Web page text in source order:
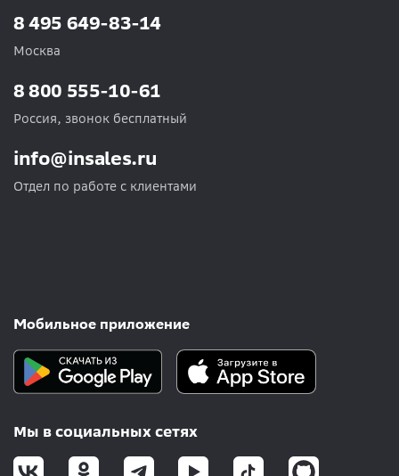
8 495 649-83-14
Москва
info@insales.ru
Отдел по работе с клиентами
8 800 555-10-61
Россия, звонок бесплатный
Мобильное приложение
Мы в социальных сетях